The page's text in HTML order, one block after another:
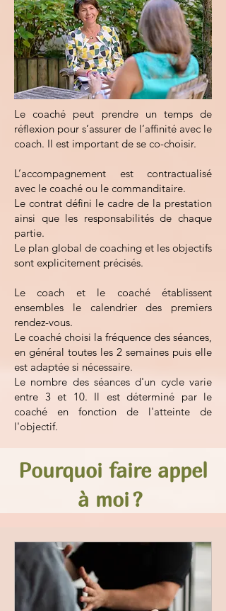
Le coaché peut prendre un temps de
réflexion pour s’assurer de l’affinité avec le
coach. Il est important de se co-choisir.
L’accompagnement est contractualisé
avec le coaché ou le commanditaire.
Le contrat défini le cadre de la prestation
ainsi que les responsabilités de chaque
partie.
Le plan global de coaching et les objectifs
sont explicitement précisés.
Le coach et le coaché établissent
ensembles le calendrier des premiers
rendez-vous.
Le coaché choisi la fréquence des séances,
en général toutes les 2 semaines puis elle
est adaptée si nécessaire.
Le nombre des séances d'un cycle varie
entre 3 et 10. Il est déterminé par le
coaché en fonction de l'atteinte de
l'objectif.
Pourquoi faire appel
à moi ?